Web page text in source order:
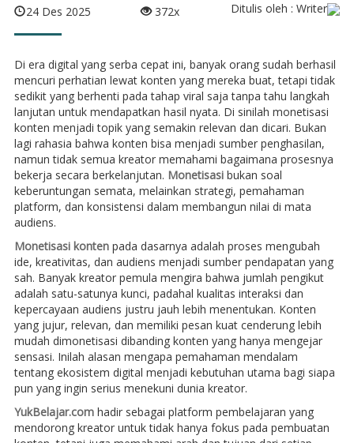
24 Des 2025 372x Ditulis oleh : Writer
Di era digital yang serba cepat ini, banyak orang sudah berhasil
mencuri perhatian lewat konten yang mereka buat, tetapi tidak
sedikit yang berhenti pada tahap viral saja tanpa tahu langkah
lanjutan untuk mendapatkan hasil nyata. Di sinilah monetisasi
konten menjadi topik yang semakin relevan dan dicari. Bukan
lagi rahasia bahwa konten bisa menjadi sumber penghasilan,
namun tidak semua kreator memahami bagaimana prosesnya
bekerja secara berkelanjutan. Monetisasi bukan soal
keberuntungan semata, melainkan strategi, pemahaman
platform, dan konsistensi dalam membangun nilai di mata
audiens.
Monetisasi kontenpada dasarnya adalah proses mengubah
ide, kreativitas, dan audiens menjadi sumber pendapatan yang
sah. Banyak kreator pemula mengira bahwa jumlah pengikut
adalah satu-satunya kunci, padahal kualitas interaksi dan
kepercayaan audiens justru jauh lebih menentukan. Konten
yang jujur, relevan, dan memiliki pesan kuat cenderung lebih
mudah dimonetisasi dibanding konten yang hanya mengejar
sensasi. Inilah alasan mengapa pemahaman mendalam
tentang ekosistem digital menjadi kebutuhan utama bagi siapa
pun yang ingin serius menekuni dunia kreator.
YukBelajar.com hadir sebagai platform pembelajaran yang
mendorong kreator untuk tidak hanya fokus pada pembuatan